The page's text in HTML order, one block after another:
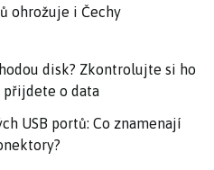
ohrožuje i Čechy
disk? Zkontrolujte si ho
přijdete o data
USB portů: Co znamenají